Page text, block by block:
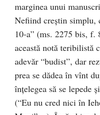
marginea unui
Nefiind creştin simplu,
10-a” (ms. 2275 bis,
această notă teribilistă
adevăr “budist”, dar
prea se dădea în vînt
înţelegea să se lepede
(“Eu nu cred nici în